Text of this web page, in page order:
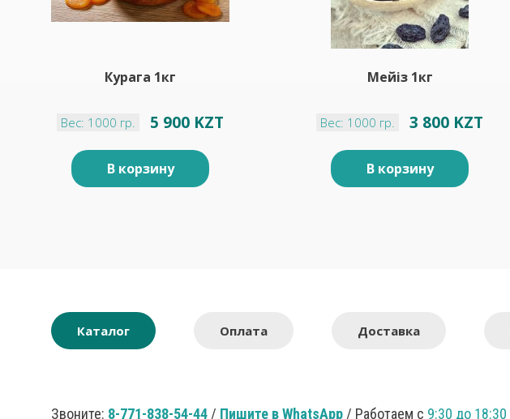
Курага 1кг
Вес: 1000 гр. 5 900 KZT
В корзину
Мейіз 1кг
Вес: 1000 гр. 3 800 KZT
В корзину
Каталог Оплата Доставка
Звоните: 8-771-838-54-44 / Пишите в WhatsApp / Работаем с 9:30 до 18:30